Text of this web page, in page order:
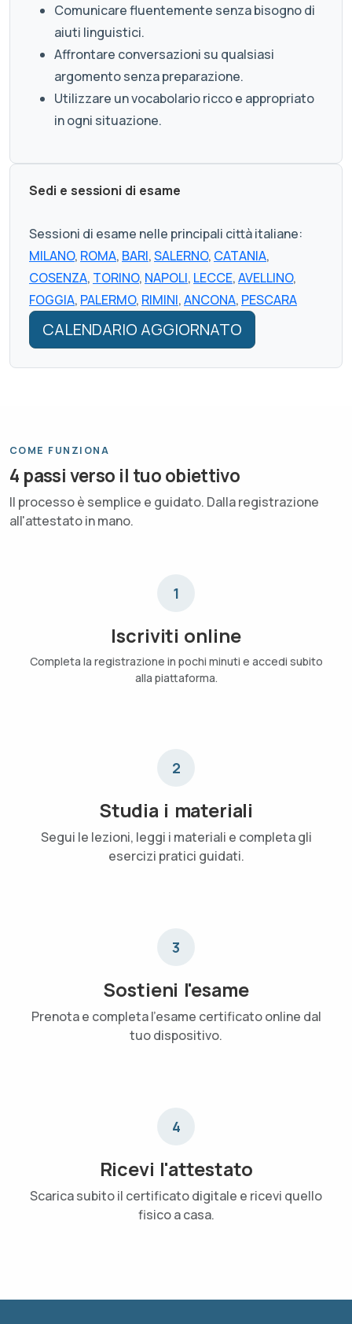
Comunicare fluentemente senza bisogno di
aiuti linguistici.
Affrontare conversazioni su qualsiasi
argomento senza preparazione.
Utilizzare un vocabolario ricco e appropriato
in ogni situazione.
Sedi e sessioni di esame
Sessioni di esame nelle principali città italiane:
MILANO, ROMA, BARI,SALERNO, CATANIA,
COSENZA, TORINO, NAPOLI, LECCE,AVELLINO,
FOGGIA, PALERMO, RIMINI,ANCONA, PESCARA
CALENDARIO AGGIORNATO
COME FUNZIONA
4 passi verso il tuo obiettivo
Il processo è semplice e guidato. Dalla registrazione
all'attestato in mano.
1
Iscriviti online
Completa la registrazione in pochi minuti e accedi subito
alla piattaforma.
2
Studia i materiali
Segui le lezioni, leggi i materiali e completa gli
esercizi pratici guidati.
3
Sostieni l'esame
Prenota e completa l'esame certificato online dal
tuo dispositivo.
4
Ricevi l'attestato
Scarica subito il certificato digitale e ricevi quello
fisico a casa.